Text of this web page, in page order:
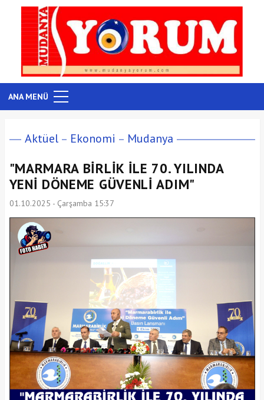
ANA MENÜ
Aktüel Ekonomi Mudanya
"MARMARA BİRLİK İLE 70. YILINDA
YENİ DÖNEME GÜVENLİ ADIM"
01.10.2025 - Çarşamba 15:37